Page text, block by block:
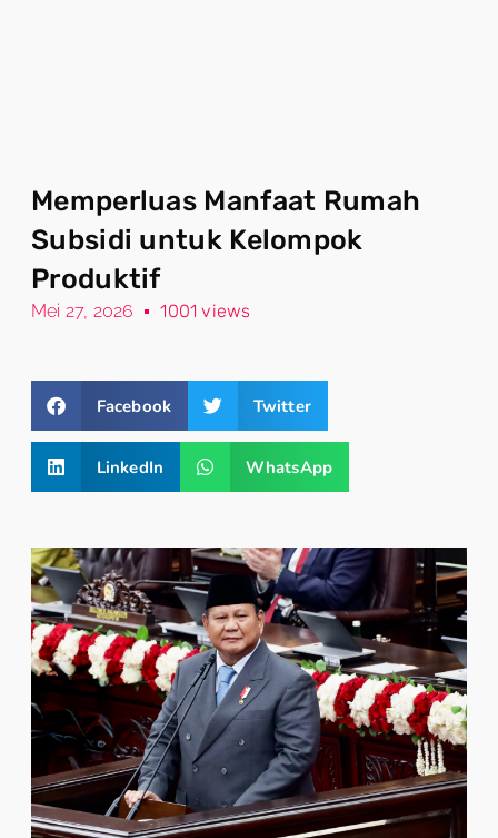
Memperluas Manfaat Rumah
Subsidi untuk Kelompok
Produktif
Mei 27, 2026 1001 views
Facebook Twitter
LinkedIn WhatsApp